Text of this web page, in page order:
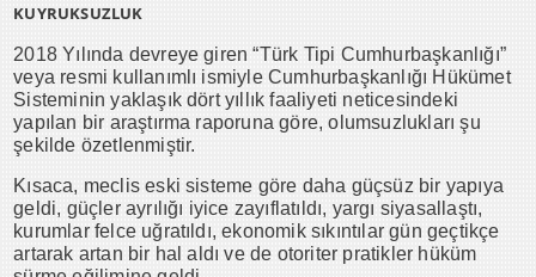
KUYRUKSUZLUK
2018 Yılında devreye giren “Türk Tipi Cumhurbaşkanlığı”
veya resmi kullanımlı ismiyle Cumhurbaşkanlığı Hükümet
Sisteminin yaklaşık dört yıllık faaliyeti neticesindeki
yapılan bir araştırma raporuna göre, olumsuzlukları şu
şekilde özetlenmiştir.
Kısaca, meclis eski sisteme göre daha güçsüz bir yapıya
geldi, güçler ayrılığı iyice zayıflatıldı, yargı siyasallaştı,
kurumlar felce uğratıldı, ekonomik sıkıntılar gün geçtikçe
artarak artan bir hal aldı ve de otoriter pratikler hüküm